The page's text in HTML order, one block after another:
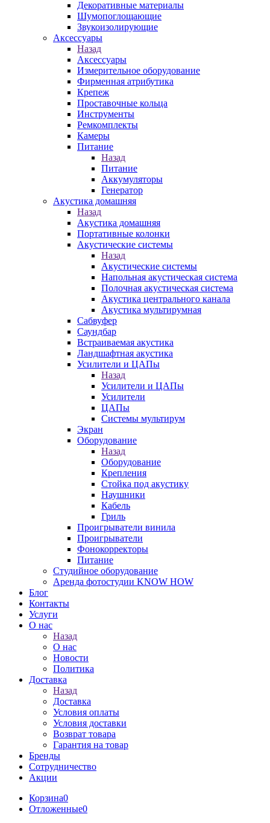
Декоративные материалы
Шумопоглощающие
Звукоизолирующие
Аксессуары
Назад
Аксессуары
Измерительное оборудование
Фирменная атрибутика
Крепеж
Проставочные кольца
Инструменты
Ремкомплекты
Камеры
Питание
Назад
Питание
Аккумуляторы
Генератор
Акустика домашняя
Назад
Акустика домашняя
Портативные колонки
Акустические системы
Назад
Акустические системы
Напольная акустическая система
Полочная акустическая система
Акустика центрального канала
Акустика мультирумная
Сабвуфер
Саундбар
Встраиваемая акустика
Ландшафтная акустика
Усилители и ЦАПы
Назад
Усилители и ЦАПы
Усилители
ЦАПы
Системы мультирум
Экран
Оборудование
Назад
Оборудование
Крепления
Стойка под акустику
Наушники
Кабель
Гриль
Проигрыватели винила
Проигрыватели
Фонокорректоры
Питание
Студийное оборудование
Аренда фотостудии KNOW HOW
Блог
Контакты
Услуги
О нас
Назад
О нас
Новости
Политика
Доставка
Назад
Доставка
Условия оплаты
Условия доставки
Возврат товара
Гарантия на товар
Бренды
Сотрудничество
Акции
Корзина0
Отложенные0